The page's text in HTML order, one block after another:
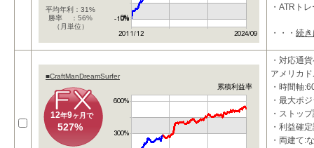
平均年利：31%
勝率 ：56%
（月単位）
・ATRト
・・・ 続
■CraftManDreamSurfer
累積利益率
12年9ヶ月で
527%
・対応通
アメリカ
・時間軸
・最大ポ
・ストッ
・利益確
・両建て: